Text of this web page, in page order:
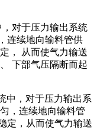
对于压力输出系统
连续地向输料管供
， 从而使气力输送
下部气压隔断而起
中，对于压力输出系
，连续地向输料管
定，从而使气力输送